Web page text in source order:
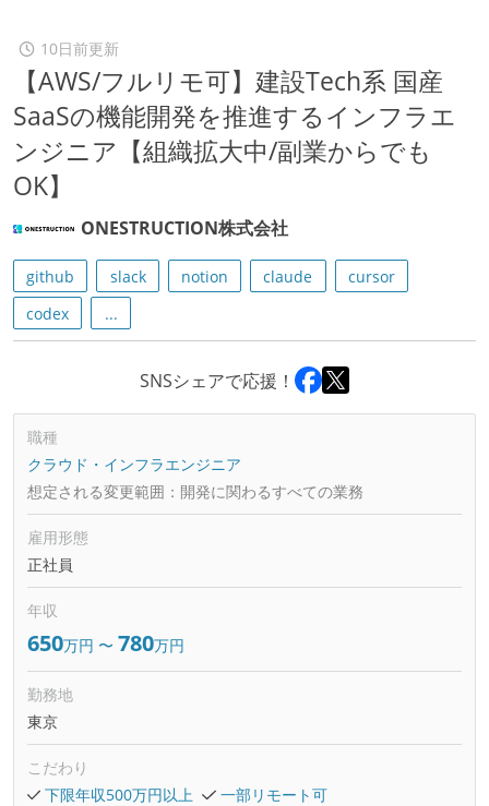
10日前更新
【AWS/フルリモ可】建設Tech系 国産
SaaSの機能開発を推進するインフラエ
ンジニア【組織拡大中/副業からでも
OK】
ONESTRUCTION株式会社
github slack notion claude
cursor
codex
...
SNSシェアで応援！
職種
クラウド・インフラエンジニア
想定される変更範囲： 開発に関わるすべての業務
雇用形態
正社員
年収
650万円 〜 780万円
勤務地
東京
こだわり
下限年収500万円以上
一部リモート可